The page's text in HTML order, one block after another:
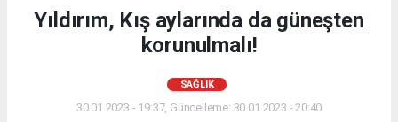
Yıldırım, Kış aylarında da güneşten
korunulmalı!
SAĞLIK
30.01.2023 - 19:37, Güncelleme: 30.01.2023 - 20:40